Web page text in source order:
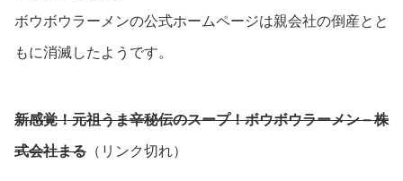
ボウボウラーメンの公式ホームページは親会社の倒産とと
もに消滅したようです。
新感覚！元祖うま辛秘伝のスープ！ボウボウラーメン – 株
式会社まる （リンク切れ）